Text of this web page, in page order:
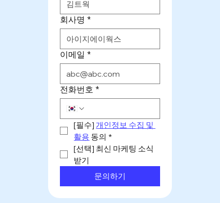
회사명 *
이메일 *
전화번호 *
[필수] 개인정보 수집 및
활용 동의 *
[선택] 최신 마케팅 소식
받기
문의하기